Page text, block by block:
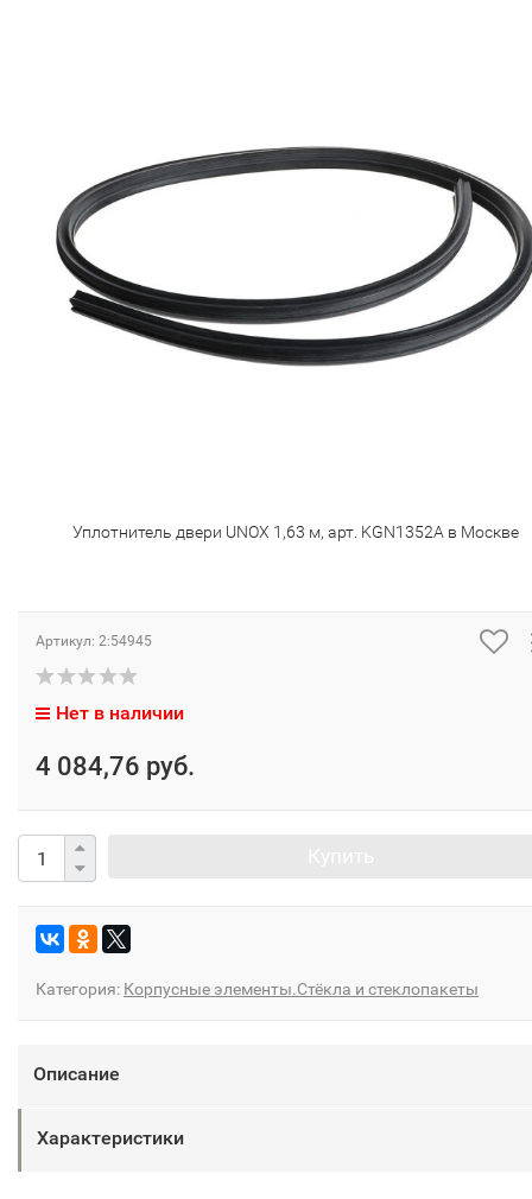
Уплотнитель двери UNOX 1,63 м, арт. KGN1352A в Москве
Артикул: 2:54945
Нет в наличии
4 084,76 руб.
Категория: Корпусные элементы.Стёкла и стеклопакеты
Описание
Характеристики